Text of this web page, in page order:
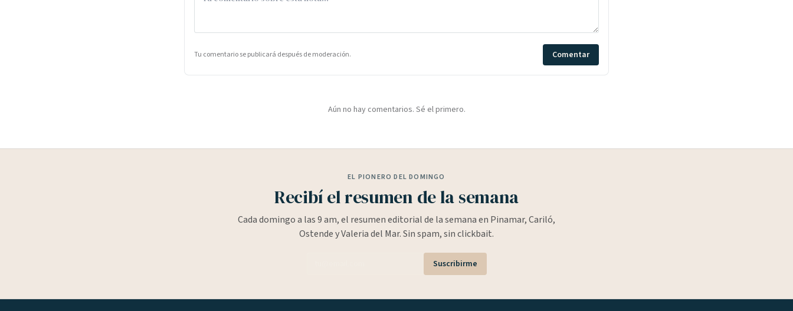
Tu comentario se publicará después de moderación. Comentar
Aún no hay comentarios. Sé el primero.
EL PIONERO DEL DOMINGO
Recibí el resumen de la semana
Cada domingo a las 9 am, el resumen editorial de la semana en Pinamar, Cariló,
Ostende y Valeria del Mar. Sin spam, sin clickbait.
Suscribirme